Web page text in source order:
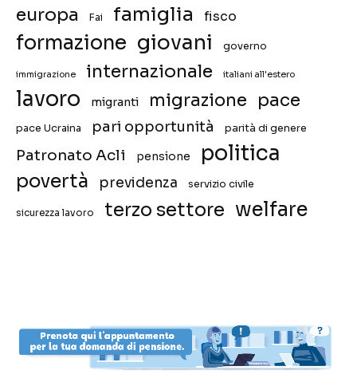
europa Fai famiglia fisco
formazione giovani governo
immigrazione internazionale italiani all'estero
lavoro migranti migrazione pace
pace Ucraina pari opportunità parità di genere
Patronato Acli pensione politica
povertà previdenza servizio civile
sicurezza lavoro terzo settore welfare